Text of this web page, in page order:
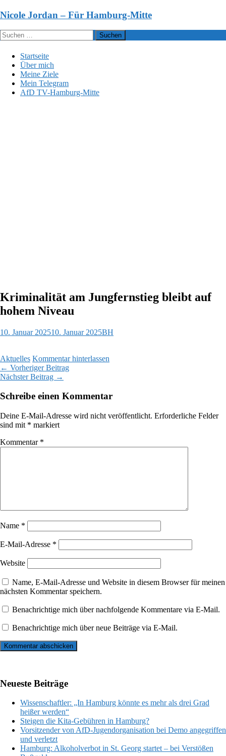
Zum
springen
Nicole Jordan – Für Hamburg-Mitte
Suchen
nach:
Startseite
Über mich
Meine Ziele
Mein Telegram
AfD TV-Hamburg-Mitte
Kriminalität am Jungfernstieg bleibt auf
hohem Niveau
10. Januar 202510. Januar 2025BH
Aktuelles Kommentar hinterlassen
Beitragsnavigation
← Vorheriger Beitrag
Nächster Beitrag →
Schreibe einen Kommentar
Deine E-Mail-Adresse wird nicht veröffentlicht. Erforderliche Felder
sind mit * markiert
Kommentar *
Name *
E-Mail-Adresse *
Website
Name, E-Mail-Adresse und Website in diesem Browser für meinen
nächsten Kommentar speichern.
Benachrichtige mich über nachfolgende Kommentare via E-Mail.
Benachrichtige mich über neue Beiträge via E-Mail.
Neueste Beiträge
Wissenschaftler: „In Hamburg könnte es mehr als drei Grad
heißer werden“
Steigen die Kita-Gebühren in Hamburg?
Vorsitzender von AfD-Jugendorganisation bei Demo angegriffen
und verletzt
Hamburg: Alkoholverbot in St. Georg startet – bei Verstößen